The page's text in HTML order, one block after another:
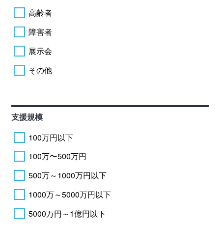
高齢者
障害者
展示会
その他
支援規模
100万円以下
100万〜500万円
500万～1000万円以下
1000万～5000万円以下
5000万円～1億円以下